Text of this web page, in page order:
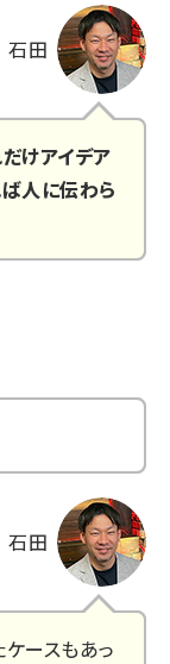
石田
けアイデア
人に伝わら
石田
ースもあっ